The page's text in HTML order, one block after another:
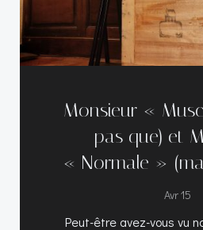
Monsieur «
pas que) et
« Normale »
Avr 15
Peut-être avez-vous vu